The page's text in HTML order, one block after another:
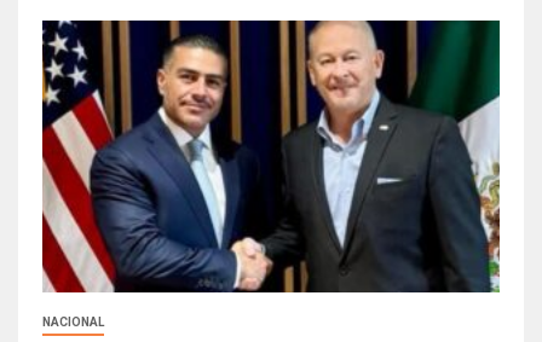
NACIONAL